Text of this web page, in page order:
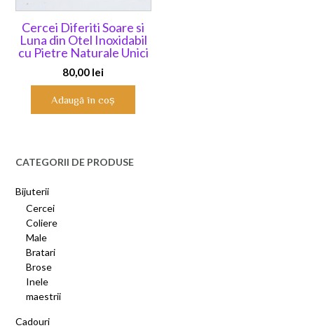
Cercei Diferiti Soare si
Luna din Otel Inoxidabil
cu Pietre Naturale Unici
80,00 lei
Adaugă în coș
CATEGORII DE PRODUSE
Bijuterii
Cercei
Coliere
Male
Bratari
Brose
Inele
maestrii
Cadouri